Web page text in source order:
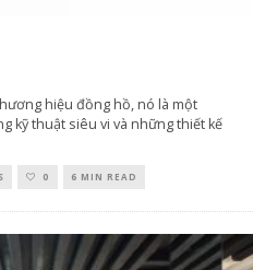
hiệu đồng hồ, nó là một
kỹ thuật siêu vi và những thiết kế
0 6 MIN READ